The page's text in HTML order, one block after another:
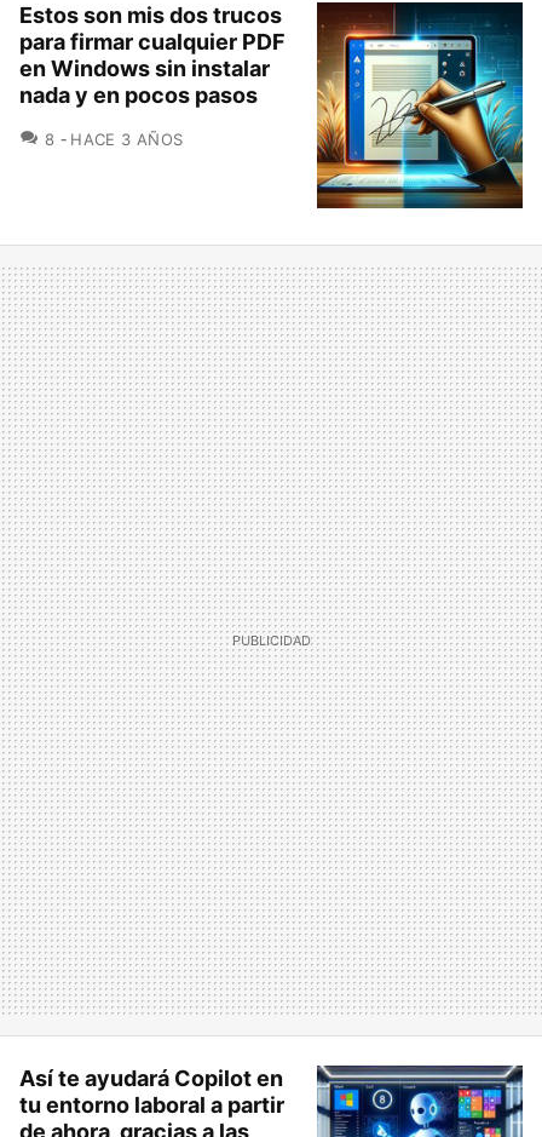
Estos son mis dos trucos
para firmar cualquier PDF
en Windows sin instalar
nada y en pocos pasos
8 COMENTARIOS
HACE 3 AÑOS
Así te ayudará Copilot en
tu entorno laboral a partir
de ahora, gracias a las